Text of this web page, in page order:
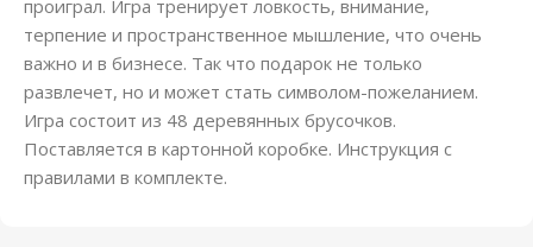
проиграл. Игра тренирует ловкость, внимание,
терпение и пространственное мышление, что очень
важно и в бизнесе. Так что подарок не только
развлечет, но и может стать символом-пожеланием.
Игра состоит из 48 деревянных брусочков.
Поставляется в картонной коробке. Инструкция с
правилами в комплекте.